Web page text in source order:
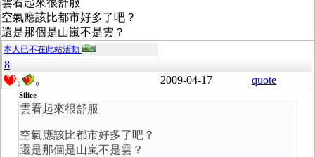
雲看起來很舒服
空氣應該比都市好多了吧？
還是那個是山嵐不是雲？
本人已不在此站活動
8
0 0 2009-04-17 quote
Silice
雲看起來很舒服
空氣應該比都市好多了吧？
還是那個是山嵐不是雲？